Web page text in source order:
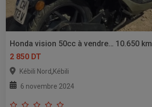
Honda vision 50cc à vendre… 10.650 km
2 850 DT
Kébili Nord,Kébili
6 novembre 2024